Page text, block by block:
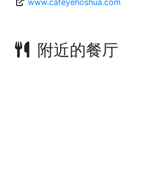
www.cafeyehoshua.com
附近的餐厅